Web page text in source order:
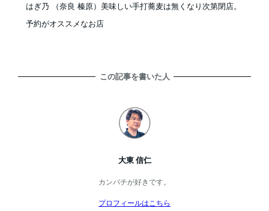
はぎ乃 （奈良 榛原）美味しい手打蕎麦は無くなり次第閉店。
予約がオススメなお店
この記事を書いた人
大東 信仁
カンパチが好きです。
プロフィールはこちら